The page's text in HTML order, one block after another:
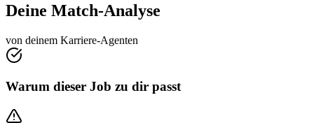
Deine Match-Analyse
von deinem Karriere-Agenten
Warum dieser Job zu dir passt